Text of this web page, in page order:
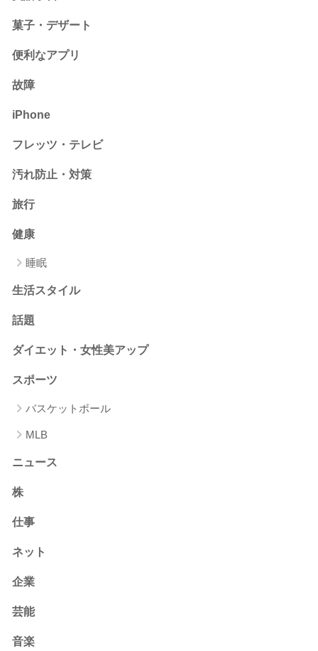
菓子・デザート
便利なアプリ
故障
iPhone
フレッツ・テレビ
汚れ防止・対策
旅行
健康
睡眠
生活スタイル
話題
ダイエット・女性美アップ
スポーツ
バスケットボール
MLB
ニュース
株
仕事
ネット
企業
芸能
音楽